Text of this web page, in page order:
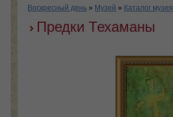
Воскресный день » Музей » Каталог музея
Предки Техаманы